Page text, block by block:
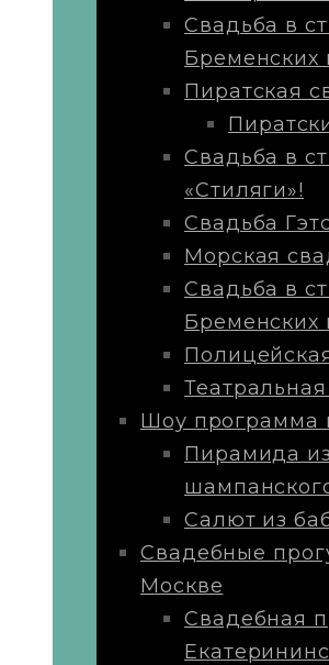
Свадьба в
Бременских
Пиратская
Свадьба в
«Стиляги»!
Свадьба
Морская
Свадьба в
Бременских
Шоу программа
Пирамида из
Салют из
Свадебные
Москве
Свадебная